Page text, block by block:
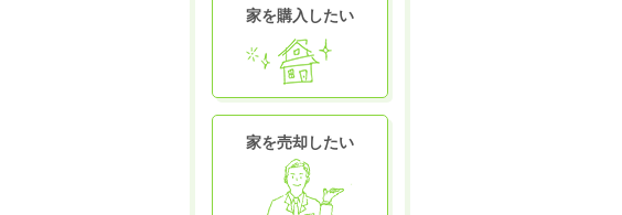
家を購入したい
家を売却したい